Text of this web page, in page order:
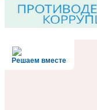
Решаем вместе